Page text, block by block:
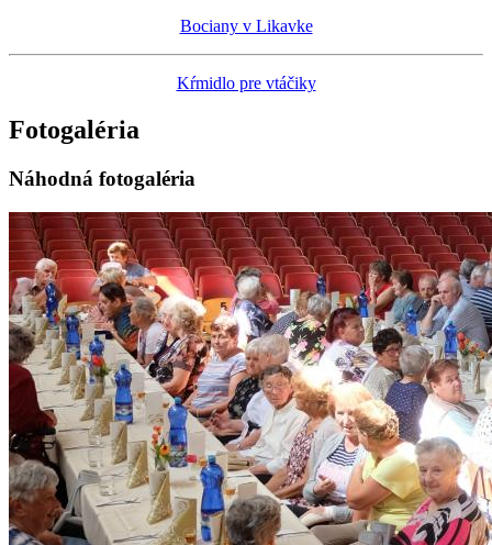
Bociany v Likavke
Kŕmidlo pre vtáčiky
Fotogaléria
Náhodná fotogaléria